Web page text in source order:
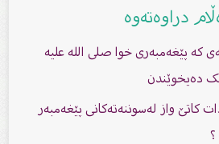
دراوەتەوە
پێغەمبەرى خوا صلى الله عليه
واز لەسوننەتەکانی پێغەمبەر